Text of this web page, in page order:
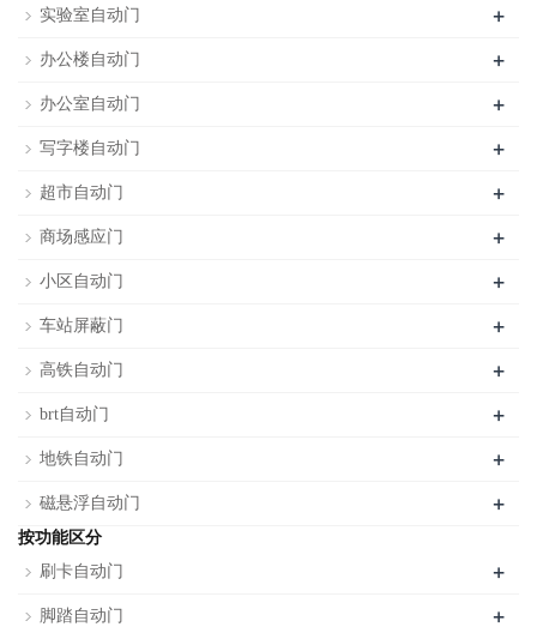
实验室自动门 +
办公楼自动门 +
办公室自动门 +
写字楼自动门 +
超市自动门 +
商场感应门 +
小区自动门 +
车站屏蔽门 +
高铁自动门 +
brt自动门 +
地铁自动门 +
磁悬浮自动门 +
按功能区分
刷卡自动门
+
脚踏自动门 +